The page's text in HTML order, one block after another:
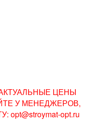
ЦЕНЫ
У МЕНЕДЖЕРОВ,
opt.ru